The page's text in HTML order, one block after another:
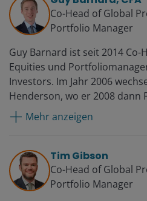
Co-Head of Global
Portfolio Manager
Guy Barnard ist seit 2014
Equities und
Investors. Im Jahr 2006
Henderson, wo er 2008 dann
stellvertretender Leiter des
Equities wurde. Vor seiner
Mehr anzeigen
Tim Gibson
Co-Head of Global
Portfolio Manager